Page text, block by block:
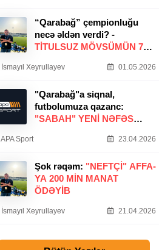
“Qarabağ” çempionluğu
necə əldən verdi? -
TITULSUZ MÖVSÜMÜN 7
İsmayıl Xeyrullayev 01.05.2026
"Qarabağ"a siqnal,
futbolumuza qazanc:
"SABAH" YENI NƏFƏS
APA Sport 23.04.2026
Şok rəqəm: "NEFTÇI" AFFA-
YA 200 MIN MANAT
ÖDƏYIB
İsmayıl Xeyrullayev 21.04.2026